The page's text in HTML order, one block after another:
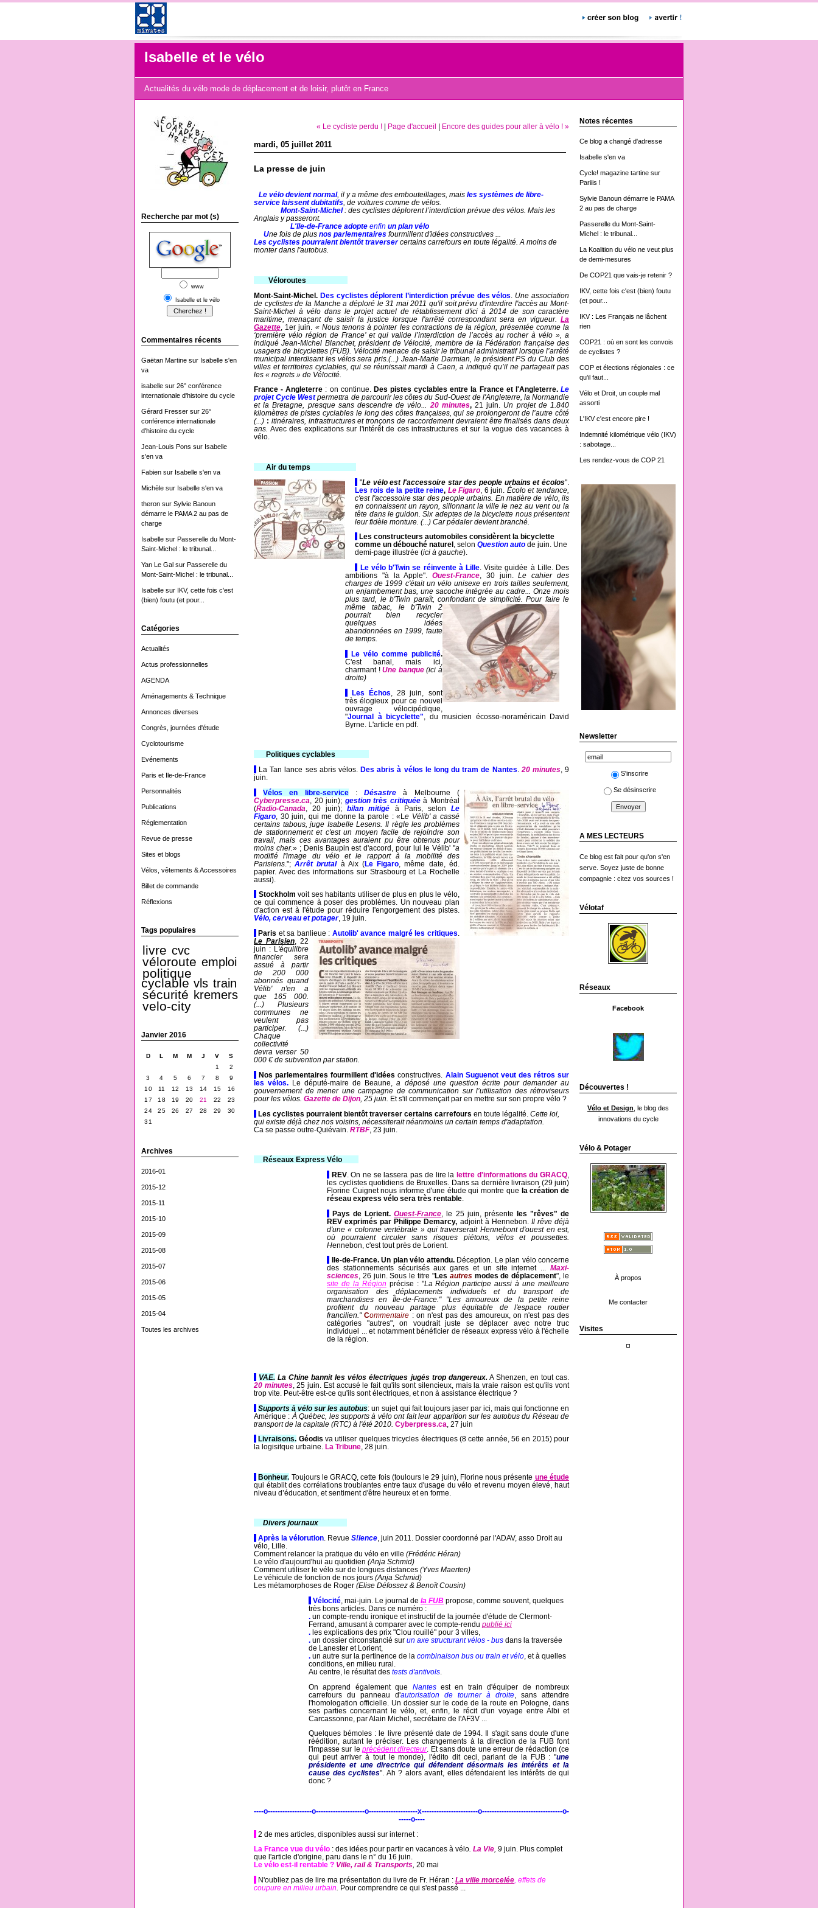
Isabelle et le vélo
Actualités du vélo mode de déplacement et de loisir, plutôt en France
Recherche par mot (s)
www
Isabelle et le vélo
Commentaires récents
Gaëtan Martine sur Isabelle s'en
va
isabelle sur 26° conférence
internationale d'histoire du cycle
Gérard Fresser sur 26°
conférence internationale
d'histoire du cycle
Jean-Louis Pons sur Isabelle
s'en va
Fabien sur Isabelle s'en va
Michèle sur Isabelle s'en va
theron sur Sylvie Banoun
démarre le PAMA 2 au pas de
charge
Isabelle sur Passerelle du Mont-
Saint-Michel : le tribunal...
Yan Le Gal sur Passerelle du
Mont-Saint-Michel : le tribunal...
Isabelle sur IKV, cette fois c'est
(bien) foutu (et pour...
Catégories
Actualités
Actus professionnelles
AGENDA
Aménagements & Technique
Annonces diverses
Congrès, journées d'étude
Cyclotourisme
Evénements
Paris et Ile-de-France
Personnalités
Publications
Réglementation
Revue de presse
Sites et blogs
Vélos, vêtements & Accessoires
Billet de commande
Réflexions
Tags populaires
livre cvc
véloroute emploi
politique
cyclable vls train
sécurité kremers
velo-city
Janvier 2016
D L M M J V
S
1
2
3
4 5 6 7 8
9
10
11 12 13 14 15
16
17
18 19 20 21 22
23
24
25 26 27 28 29
30
31
Archives
2016-01
2015-12
2015-11
2015-10
2015-09
2015-08
2015-07
2015-06
2015-05
2015-04
Toutes les archives
Notes récentes
Ce blog a changé d'adresse
Isabelle s'en va
Cycle! magazine tartine sur
Pariiis !
Sylvie Banoun démarre le PAMA
2 au pas de charge
Passerelle du Mont-Saint-
Michel : le tribunal...
La Koalition du vélo ne veut plus
de demi-mesures
De COP21 que vais-je retenir ?
IKV, cette fois c'est (bien) foutu
(et pour...
IKV : Les Français ne lâchent
rien
COP21 : où en sont les convois
de cyclistes ?
COP et élections régionales : ce
qu’il faut...
Vélo et Droit, un couple mal
assorti
L'IKV c'est encore pire !
Indemnité kilométrique vélo (IKV)
: sabotage...
Les rendez-vous de COP 21
Newsletter
S'inscrire
Se désinscrire
A MES LECTEURS
Ce blog est fait pour qu'on s'en
serve. Soyez juste de bonne
compagnie : citez vos sources !
Vélotaf
Réseaux
Facebook
Découvertes !
Vélo et Design , le blog des
innovations du cycle
Vélo & Potager
À propos
Me contacter
Visites
« Le cycliste perdu ! | Page d'accueil | Encore des guides pour aller à vélo ! »
mardi, 05 juillet 2011
La presse de juin
Le vélo devient normal, il y a même des embouteillages, mais les systèmes de libre-
service laissent dubitatifs de voitures comme de vélos.
Mont-Saint-Michel: des cyclistes déplorent l’interdiction prévue des vélos. Mais les
Anglais y passeront.
L'Ile-de-France adopte enfin un plan vélo
Une fois de plus nos parlementaires fourmillent d'idées constructives ...
Les cyclistes pourraient bientôt traversercertains carrefours en toute légalité. A moins de
monter dans l'autobus.
Véloroutes
Mont-Saint-Michel. Des cyclistes déplorent l’interdiction prévue des vélos
Une association
de cyclistes de la Manche a déploré le 31 mai 2011 qu'il soit prévu d'interdire l'accès au Mont-
Saint-Michel à vélo dans le projet actuel de rétablissement d'ici à 2014 de son caractère
maritime, menaçant de saisir la justice lorsque l'arrêté correspondant sera en vigueur.
La
Gazette , 1er juin. « Nous tenons à pointer les contractions de la région, présentée comme la
‘première vélo région de France’ et qui valide l’interdiction de l’accès au rocher à vélo », a
indiqué Jean-Michel Blanchet, président de Vélocité, membre de la Fédération française des
usagers de bicyclettes (FUB). Vélocité menace de saisir le tribunal administratif lorsque l’arrêté
municipal interdisant les vélos sera pris.(...) Jean-Marie Darmian, le président PS du Club des
villes et territoires cyclables, qui se réunissait mardi à Caen, a indiqué qu’il ne partageait pas
les « regrets » de Vélocité.
France - Angleterre : on continue. Des pistes cyclables entre la France et l'Angleterre. Le
projet Cycle Westpermettra de parcourir les côtes du Sud-Ouest de l'Angleterre, la Normandie
et la Bretagne, presque sans descendre de vélo...
20 minutes,21 juin. Un projet de 1.840
kilomètres de pistes cyclables le long des côtes françaises, qui se prolongeront de l’autre côté
(...) : itinéraires, infrastructures et tronçons de raccordement devraient être finalisés dans deux
ans. Avec des explications sur l'intérêt de ces infrastructures et sur la vogue des vacances à
vélo.
Air du temps
"Le vélo est l'accessoire star des people urbains et écolos".
Les rois de la petite reine Le Figaro , 6 juin. Écolo et tendance,
c'est l'accessoire star des people urbains. En matière de vélo, ils
en connaissent un rayon, sillonnant la ville le nez au vent ou la
tête dans le guidon. Six adeptes de la bicyclette nous présentent
leur fidèle monture. (...) Car pédaler devient branché.
Les constructeurs automobiles considèrent la bicyclette
comme un débouché naturel , selonQuestion auto de juin. Une
demi-page illustrée (ici à gauche).
Le vélo b'Twin se réinvente à Lille. Visite guidée à Lille. Des
ambitions "à la Apple".Ouest-France , 30 juin.Le cahier des
charges de 1999 c'était un vélo unisexe en trois tailles seulement,
un enjambement bas, une sacoche intégrée au cadre... Onze mois
plus tard, le b'Twin paraît, confondant de simplicité. Pour faire le
même tabac, le b'Twin 2
pourrait bien recycler
quelques idées
abandonnées en 1999, faute
de temps.
Le vélo comme publicité.
C'est banal, mais ici,
charmant !Une banque(ici à
droite)
Les Échos , 28 juin, sont
très élogieux pour ce nouvel
ouvrage vélocipédique,
"Journal à bicyclette" , du musicien écosso-noraméricain David
Byrne. L'article en pdf.
Politiques cyclables
La Tan lance ses abris vélos.Des abris à vélos le long du tram de Nantes 20 minutes, 9
juin.
Vélos en libre-service:Désastre à Melbourne (
Cyberpresse.ca , 20 juin); gestion très critiquéeà Montréal
(Radio-Canada , 20 juin);bilan mitigé à Paris, selon Le
Figaro , 30 juin, qui me donne la parole : «Le Vélib' a cassé
certains tabous, juge Isabelle Lesens. Il règle les problèmes
de stationnement et c'est un moyen facile de rejoindre son
travail, mais ces avantages auraient pu être obtenus pour
moins cher.» ; Denis Baupin est d'accord, pour lui le Vélib' "a
modifié l'image du vélo et le rapport à la mobilité des
Parisiens ."; Arrêt brutalà Aix (Le Figaro , même date, éd.
papier. Avec des informations sur Strasbourg et La Rochelle
aussi).
Stockholm voit ses habitants utiliser de plus en plus le vélo,
ce qui commence à poser des problèmes. Un nouveau plan
d'action est à l'étude pour réduire l'engorgement des pistes.
Vélo, cerveau et potager, 19 juin.
Paris et sa banlieue : Autolib' avance malgré les critiques
Le Parisien, 22
juin : L 'équilibre
financier sera
assué à partir
de 200 000
abonnés quand
Vélib' n'en a
que 165 000.
(...)
Plusieurs
communes ne
veulent pas
participer. (...)
Chaque
collectivité
devra verser 50
000 € de subvention par station.
Nos parlementaires fourmillent d'idées constructives. Alain Suguenot veut des rétros sur
les vélos. Le député-maire de Beaune,a déposé une question écrite pour demander au
gouvernement de mener une campagne de communication sur l’utilisation des rétroviseurs
pour les vélos. Gazette de Dijon , 25 juin.
Et s'il commençait par en mettre sur son propre vélo ?
Les cyclistes pourraient bientôt traverser certains carrefours en toute légalité. Cette loi,
qui existe déjà chez nos voisins, nécessiterait néanmoins un certain temps d'adaptation.
Ca se passe outre-Quiévain. RTBF, 23 juin.
Réseaux Express Vélo
REV. On ne se lassera pas de lire la lettre d'informations du GRACQ
les cyclistes quotidiens de Bruxelles. Dans sa dernière livraison (29 juin)
Florine Cuignet nous informe d'une étude qui montre que la création de
réseau express vélo sera très rentable
Pays de Lorient. Ouest-France , le 25 juin, présente les "rêves" de
REV exprimés par Philippe Demarcy, adjoint à Hennebon. Il rêve déjà
d'une « colonne vertébrale » qui traverserait Hennebont d'ouest en est,
où pourraient circuler sans risques piétons, vélos et poussettes.
Hennebon, c'est tout près de Lorient.
Ile-de-France. Un plan vélo attendu.Déception. Le plan vélo concerne
des stationnements sécurisés aux gares et un site internet ... Maxi-
sciences , 26 juin. Sous le titre "Les autresmodes de déplacement", le
site de la Région précise : "La Région participe aussi à une meilleure
organisation des déplacements individuels et du transport de
marchandises en Île-de-France." "Les amoureux de la petite reine
profitent du nouveau partage plus équitable de l'espace routier
francilien." Commentaire : on n'est pas des amoureux, on n'est pas des
catégories "autres", on voudrait juste se déplacer avec notre truc
individuel ... et notamment bénéficier de réseaux express vélo à l'échelle
de la région.
VAE. La Chine bannit les vélos électriques jugéstrop dangereux.A Shenzen, en tout cas.
20 minutes, 25 juin. Est accusé le fait qu'ils sont silencieux, mais la vraie raison est qu'ils vont
trop vite. Peut-être est-ce qu'ils sont électriques, et non à assistance électrique ?
Supports à vélo sur les autobus: un sujet qui fait toujours jaser par ici, mais qui fonctionne en
Amérique : À Québec, les supports à vélo ont fait leur apparition sur les autobus du Réseau de
transport de la capitale (RTC) à l'été 2010. Cyberpress.ca , 27 juin
Livraisons. Géodis va utiliser quelques tricycles électriques (8 cette année, 56 en 2015) pour
la logisitque urbaine.
La Tribune , 28 juin.
Bonheur. Toujours le GRACQ, cette fois (toulours le 29 juin), Florine nous présente une étude
qui établit des corrélations troublantes entre taux d'usage du vélo et revenu moyen élevé, haut
niveau d’éducation, et sentiment d'être heureux et en forme.
Divers journaux
Après la vélorution . Revue S!lence , juin 2011. Dossier coordonné par l'ADAV, asso Droit au
vélo, Lille.
Comment relancer la pratique du vélo en ville (Frédéric Héran)
Le vélo d'aujourd'hui au quotidien (Anja Schmid)
Comment utiliser le vélo sur de longues distances (Yves Maerten)
Le véhicule de fonction de nos jours (Anja Schmid)
Les métamorphoses de Roger (Elise Défossez & Benoît Cousin)
Vélocité , mai-juin. Le journal de la FUB propose, comme souvent, quelques
très bons articles. Dans ce numéro :
. un compte-rendu ironique et instructif de la journée d'étude de Clermont-
Ferrand, amusant à comparer avec le compte-rendu publié ici
. les explications des prix "Clou rouillé" pour 3 villes,
. un dossier circonstancié sur un axe structurant vélos - bus dans la traversée
de Lanester et Lorient,
. un autre sur la pertinence de la combinaison bus ou train et vélo , et à quelles
conditions, en milieu rural.
Au centre, le résultat des tests d'antivols
On apprend également que Nantesest en train d'équiper de nombreux
carrefours du panneau d'autorisation de tourner à droite , sans attendre
l'homologation officielle. Un dossier sur le code de la route en Pologne, dans
ses parties concernant le vélo, et, enfin, le récit d'un voyage entre Albi et
Carcassonne, par Alain Michel, secrétaire de l'AF3V ...
Quelques bémoles : le livre présenté date de 1994. Il s'agit sans doute d'une
réédition, autant le préciser. Les changements à la direction de la FUB font
l'impasse sur le précédent directeur. Et sans doute une erreur de rédaction (ce
qui peut arriver à tout le monde), l'édito dit ceci, parlant de la FUB : "une
présidente et une directrice qui défendent désormais les intérêts et la
cause des cyclistes". Ah ? alors avant, elles défendaient les intérêts de qui
donc ?
----o------------------o--------------------o--------------------x-----------------------o---------------------------------o-
-----o----
2 de mes articles, disponibles aussi sur internet :
La France vue du vélo : des idées pour partir en vacances à vélo La Vie 9 juin. Plus complet
que l'article d'origine, paru dans le n° du 16 juin.
Le vélo est-il rentable ? Ville, rail & Transports 20 mai
N'oubliez pas de lire ma présentation du livre de Fr. Héran : La ville morcelée , effets de
coupure en milieu urbain
Pour comprendre ce qui s'est passé ...